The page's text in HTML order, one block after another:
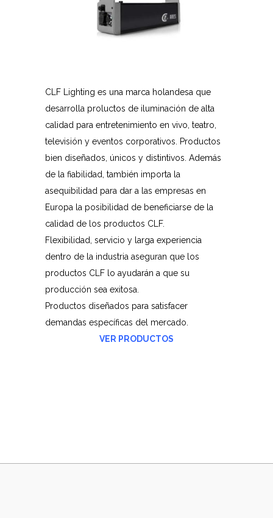
CLF Lighting es una marca holandesa que
desarrolla proluctos de iluminación de alta
calidad para entretenimiento en vivo, teatro,
televisión y eventos corporativos. Productos
bien diseñados, únicos y distintivos. Además
de la fiabilidad, también importa la
asequibilidad para dar a las empresas en
Europa la posibilidad de beneficiarse de la
calidad de los productos CLF.
Flexibilidad, servicio y larga experiencia
dentro de la industria aseguran que los
productos CLF lo ayudarán a que su
producción sea exitosa.
Productos diseñados para satisfacer
demandas específicas del mercado.
VER PRODUCTOS